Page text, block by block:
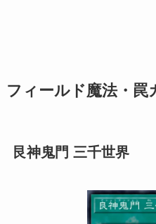
フィールド魔法・罠
艮神鬼門 三千世界